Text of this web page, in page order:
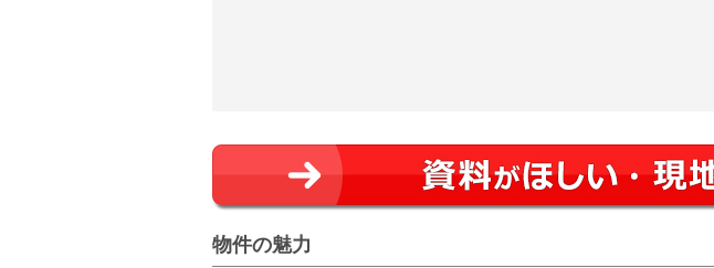
物件の魅力